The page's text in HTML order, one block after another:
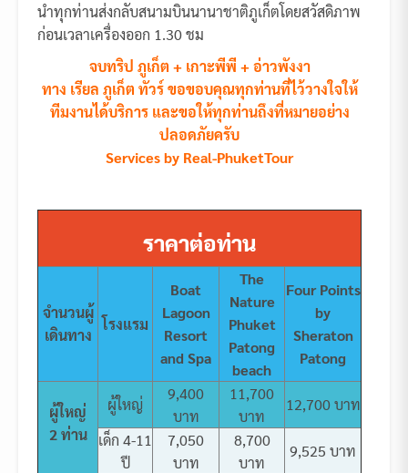
นำทุกท่านส่งกลับสนามบินนานาชาติภูเก็ตโดยสวัสดิภาพ
ก่อนเวลาเครื่องออก 1.30 ชม
จบทริป ภูเก็ต + เกาะพีพี + อ่าวพังงา
ทาง เรียล ภูเก็ต ทัวร์ ขอขอบคุณทุกท่านที่ไว้วางใจให้
ทีมงานได้บริการ และขอให้ทุกท่านถึงที่หมายอย่าง
ปลอดภัยครับ
Services by Real-PhuketTour
ราคาต่อท่าน
จำนวนผู้
เดินทาง
โรงแรม
Boat
Lagoon
Resort
and Spa
The
Nature
Phuket
Patong
beach
Four Points
by
Sheraton
Patong
ผู้ใหญ่
2 ท่าน
ผู้ใหญ่
9,400
บาท
11,700
บาท
12,700 บาท
เด็ก 4-11
ปี
7,050
บาท
8,700
บาท
9,525 บาท